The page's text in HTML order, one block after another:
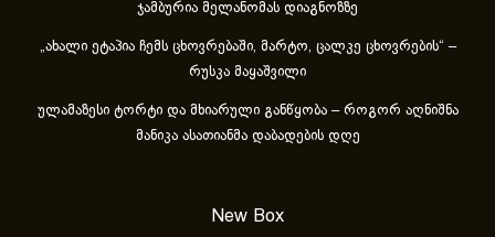
ჯამბურია მელანომას დიაგნოზზე
„ახა­ლი ეტა­პია ჩემს ცხოვ­რე­ბა­ში, მარ­ტო, ცალ­კე ცხოვ­რე­ბის“ –
რუსკა მაყაშვილი
ულამაზესი ტორტი და მხიარული განწყობა – როგორ აღნიშნა
მანიკა ასათიანმა დაბადების დღე
New Box